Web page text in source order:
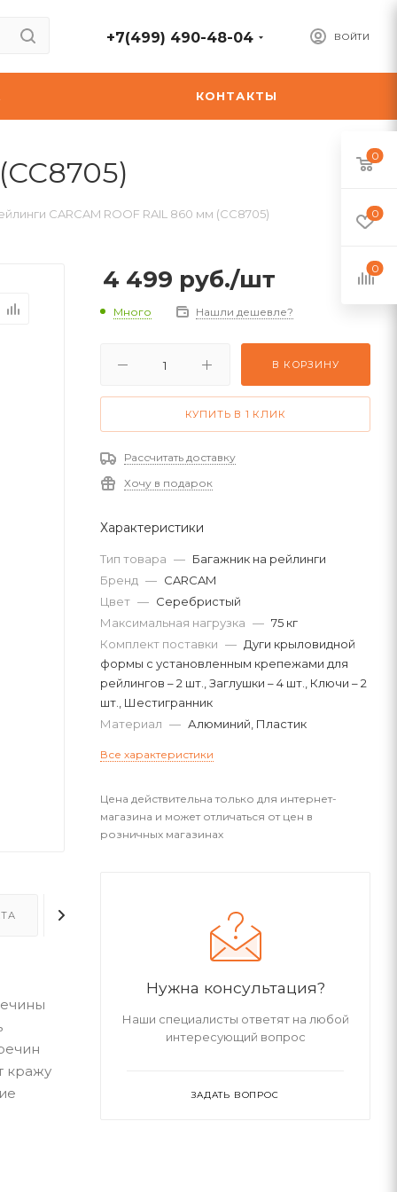
ВОЙТИ
+7(499) 490-48-04
КОНТАКТЫ
CARCAM ROOF RAIL 860 мм (CC8705)
ДОПОЛНИТЕЛЬНО
кражу
4 499 руб./шт
Много Нашли дешевле?
В КОРЗИНУ
КУПИТЬ В 1 КЛИК
Рассчитать доставку
Хочу в подарок
Характеристики
Тип товара — Багажник на рейлинги
Бренд — CARCAM
Цвет — Серебристый
Максимальная нагрузка — 75 кг
Комплект поставки — Дуги крыловидной
формы с установленным крепежами для
рейлингов – 2 шт., Заглушки – 4 шт., Ключи – 2
шт., Шестигранник
Материал — Алюминий, Пластик
Все характеристики
Цена действительна только для интернет-
магазина и может отличаться от цен в
розничных магазинах
Нужна консультация?
Наши специалисты ответят на любой
интересующий вопрос
ЗАДАТЬ ВОПРОС
0
0
0